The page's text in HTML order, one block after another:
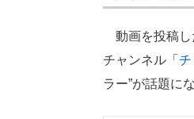
動画を投稿し
チャンネル「 チ
ラー”が話題に